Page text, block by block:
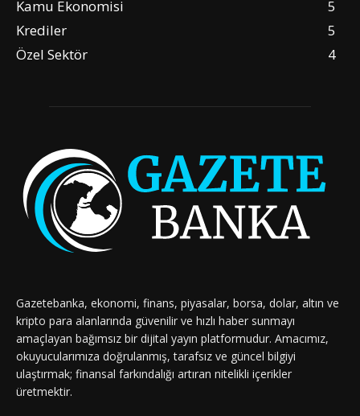
Kamu Ekonomisi
5
Krediler
5
Özel Sektör
4
Gazetebanka, ekonomi, finans, piyasalar, borsa, dolar, altın ve
kripto para alanlarında güvenilir ve hızlı haber sunmayı
amaçlayan bağımsız bir dijital yayın platformudur. Amacımız,
okuyucularımıza doğrulanmış, tarafsız ve güncel bilgiyi
ulaştırmak; finansal farkındalığı artıran nitelikli içerikler
üretmektir.